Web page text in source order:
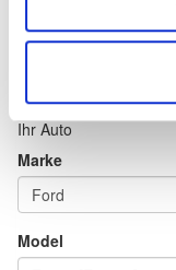
Email
Ihr Auto
Marke
Model